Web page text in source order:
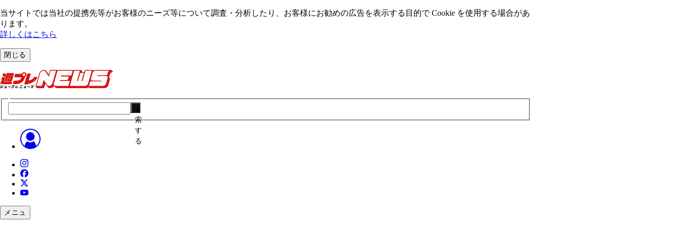
当サイトでは当社の提携先等がお客様のニーズ等について調査・分析したり、お客様にお勧めの広告を表⽰する⽬的で Cookie を使⽤する場合があ
ります。
詳しくはこちら
閉じる
索
す
る
メニュ